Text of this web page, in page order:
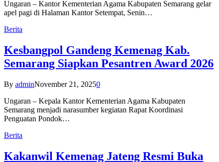
Ungaran – Kantor Kementerian Agama Kabupaten Semarang gelar
apel pagi di Halaman Kantor Setempat, Senin…
Berita
Kesbangpol Gandeng Kemenag Kab.
Semarang Siapkan Pesantren Award 2026
By adminNovember 21, 20250
Ungaran – Kepala Kantor Kementerian Agama Kabupaten
Semarang menjadi narasumber kegiatan Rapat Koordinasi
Penguatan Pondok…
Berita
Kakanwil Kemenag Jateng Resmi Buka